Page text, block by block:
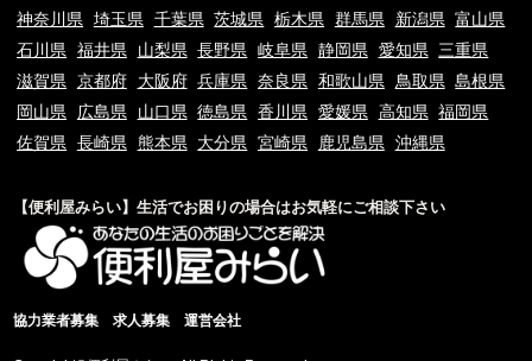
神奈川県 埼玉県 千葉県 茨城県 栃木県 群馬県 新潟県 富山県
石川県 福井県 山梨県 長野県 岐阜県 静岡県 愛知県 三重県
滋賀県 京都府 大阪府 兵庫県 奈良県 和歌山県 鳥取県 島根県
岡山県
広島県 山口県 徳島県 香川県 愛媛県 高知県 福岡県
佐賀県
長崎県 熊本県 大分県 宮崎県 鹿児島県 沖縄県
【便利屋みらい】生活でお困りの場合はお気軽にご相談下さい
協力業者募集 求人募集 運営会社